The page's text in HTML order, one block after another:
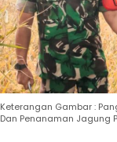
Keterangan Gambar :
Dan Penanaman Jagung